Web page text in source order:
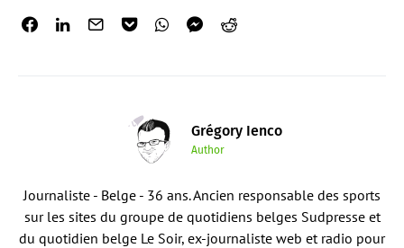
Grégory Ienco
Author
Journaliste - Belge - 36 ans. Ancien responsable des sports
sur les sites du groupe de quotidiens belges Sudpresse et
du quotidien belge Le Soir, ex-journaliste web et radio pour